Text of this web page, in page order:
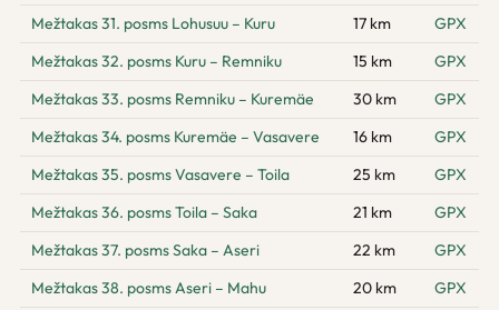
Mežtakas 31. posms Lohusuu – Kuru 17 km
GPX
Mežtakas 32. posms Kuru – Remniku
15 km
GPX
Mežtakas 33. posms Remniku – Kuremäe
30 km
GPX
Mežtakas 34. posms Kuremäe – Vasavere
16 km
GPX
Mežtakas 35. posms Vasavere – Toila
25 km
GPX
Mežtakas 36. posms Toila – Saka
21 km
GPX
Mežtakas 37. posms Saka – Aseri
22 km
GPX
Mežtakas 38. posms Aseri – Mahu
20 km
GPX